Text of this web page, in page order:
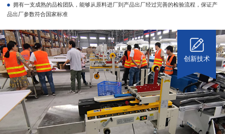
拥有一支成熟的品检团队，能够从原料进厂到产品出厂经过完善的检验流程，保证产
品出厂参数符合国家标准
创新技术